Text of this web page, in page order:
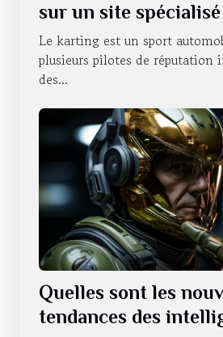
sur un site
sont les avantages
découlent ?
Le karting est un sport
plusieurs pilotes de réputation
des...
Quelles sont les
tendances des